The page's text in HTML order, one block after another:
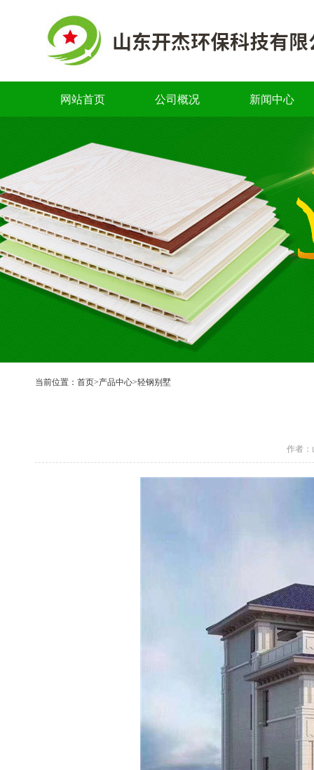
网站首页 公司概况 新闻中心
当前位置： 首页>产品中心>轻钢别墅
作者：